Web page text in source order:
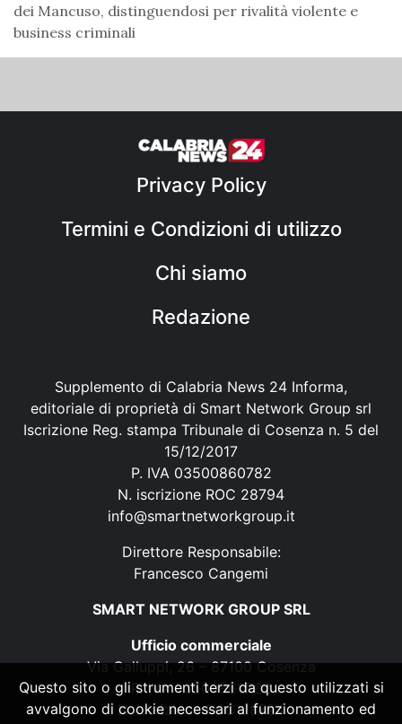
dei Mancuso, distinguendosi per rivalità violente e
business criminali
Privacy Policy
Termini e Condizioni di utilizzo
Chi siamo
Redazione
Supplemento di Calabria News 24 Informa,
editoriale di proprietà di Smart Network Group srl
Iscrizione Reg. stampa Tribunale di Cosenza n. 5 del
15/12/2017
P. IVA 03500860782
N. iscrizione ROC 28794
info@smartnetworkgroup.it
Direttore Responsabile:
Francesco Cangemi
SMART NETWORK GROUP SRL
Ufficio commerciale
Via Galluppi, 26 – 87100 Cosenza
P. IVA 03500860782
N. iscrizione ROC 28794
Questo sito o gli strumenti terzi da questo utilizzati si
avvalgono di cookie necessari al funzionamento ed